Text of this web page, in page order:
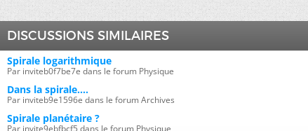
DISCUSSIONS SIMILAIRES
Spirale logarithmique
Par inviteb0f7be7e dans le forum Physique
Dans la spirale....
Par inviteb9e1596e dans le forum Archives
Spirale planétaire ?
Par invite9ebfbcf5 dans le forum Physique